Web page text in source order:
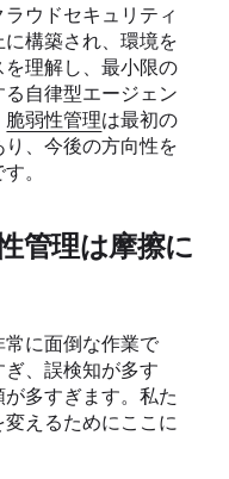
ウドセキュリティ
構築され、環境を
理解し、最小限の
自律型エージェン
脆弱性管理は最初の
、今後の方向性を
。
管理は摩擦に
に面倒な作業で
、誤検知が多す
多すぎます。私た
えるためにここに